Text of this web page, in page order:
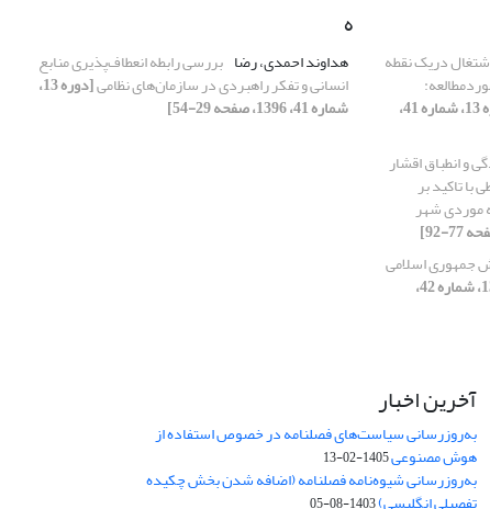
دریک نقطه
[دوره 13، شماره 41،
و انطباق اقشار
تاکید بر
موردی شهر
جمهوری اسلامی
[دوره 13، شماره 42،
ه
هداوند احمدی، رضا بررسی رابطه انعطاف‌پذیری منابع
انسانی و تفکر راهبردی در سازمان‌های نظامی [دوره 13،
شماره 41، 1396، صفحه 29-54]
آخرین اخبار
به‌روزرسانی سیاست‌های فصلنامه در خصوص استفاده از
هوش مصنوعی1405-02-13
به‌روزرسانی شیوه‌نامه فصلنامه (اضافه شدن بخش چکیده
تفصیلی انگلیسی)1403-08-05